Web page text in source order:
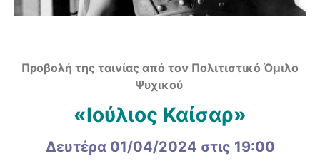
Προβολή της ταινίας από τον Πολιτιστικό Όμιλο
Ψυχικού
«Ιούλιος Καίσαρ»
Δευτέρα 01/04/2024 στις 19:00